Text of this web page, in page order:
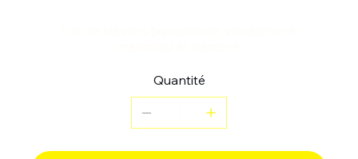
Quantité